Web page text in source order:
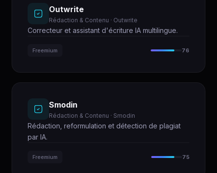
Outwrite
Rédaction & Contenu · Outwrite
Correcteur et assistant d'écriture IA multilingue.
Freemium 76
Smodin
Rédaction & Contenu · Smodin
Rédaction, reformulation et détection de plagiat
par IA.
Freemium 75